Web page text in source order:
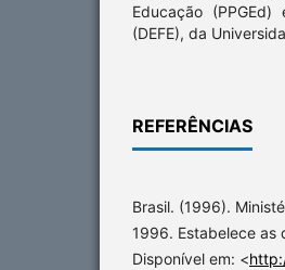
Educação
(DEFE), da
REFERÊNCIAS
Brasil. (1996).
1996. Estabelece as
Disponível em: <